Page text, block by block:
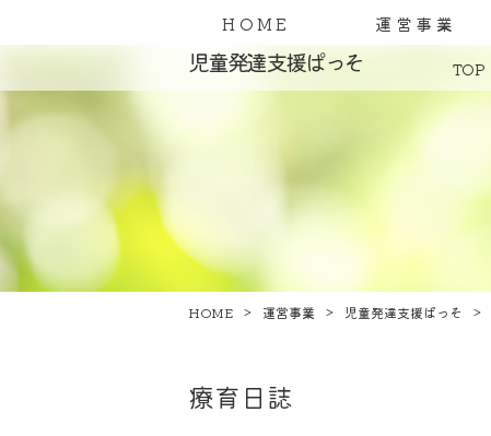
HOME 運営事業
児童発達支援ぱっそ TOP
HOME 運営事業 児童発達支援ぱっそ
療育日誌